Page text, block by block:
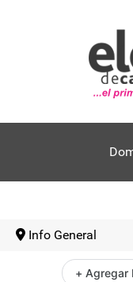
Info General
+ Agregar